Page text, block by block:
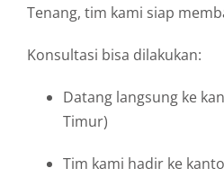
Tenang, tim kami siap
Konsultasi bisa dilakukan:
Datang langsung ke
Timur)
Tim kami hadir ke